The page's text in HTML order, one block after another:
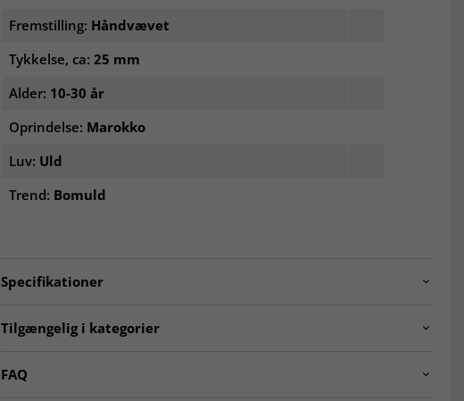
Fremstilling: Håndvævet
Tykkelse, ca: 25 mm
Alder: 10-30 år
Oprindelse: Marokko
Luv: Uld
Trend: Bomuld
Specifikationer
Tilgængelig i kategorier
FAQ